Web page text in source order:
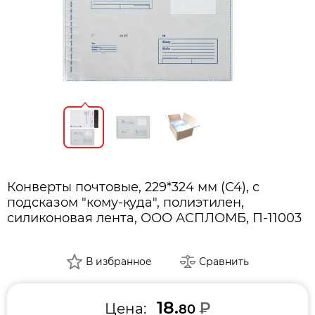
Конверты почтовые, 229*324 мм (С4), с
подсказом "кому-куда", полиэтилен,
силиконовая лента, ООО АСПЛОМБ, П-11003
В избранное Сравнить
Цена: 18.80 ₽